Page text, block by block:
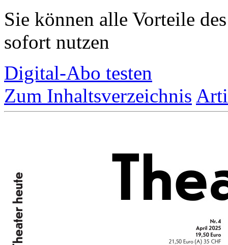
Sie können alle Vorteile
sofort nutzen
Digital-Abo testen
Zum Inhaltsverzeichnis